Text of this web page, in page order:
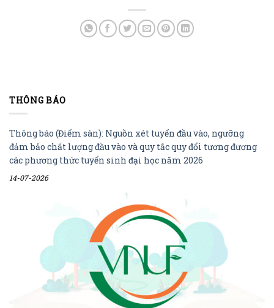
THÔNG BÁO
Thông báo (Điểm sàn): Nguồn xét tuyển đầu vào, ngưỡng
đảm bảo chất lượng đầu vào và quy tắc quy đổi tương đương
các phương thức tuyển sinh đại học năm 2026
14-07-2026